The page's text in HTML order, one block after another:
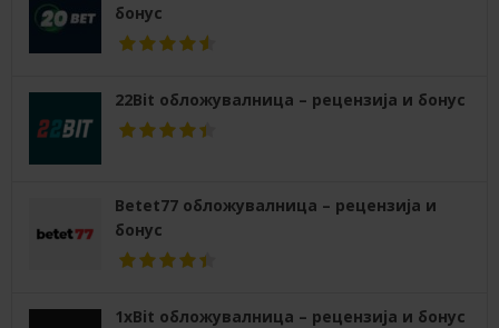
бонус
22Bit обложувалница – рецензија и бонус
Betet77 обложувалница – рецензија и
бонус
1xBit обложувалница – рецензија и бонус